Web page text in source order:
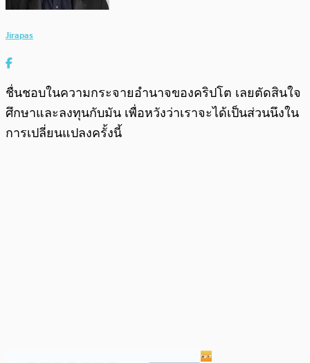
Jirapas
ชื่นชอบในความกระจายอำนาจของคริปโต เลยตัดสินใจ
ศึกษาและลงทุนกับมัน เพื่อหวังว่าเราจะได้เป็นส่วนนึงใน
การเปลี่ยนแปลงครั้งนี้